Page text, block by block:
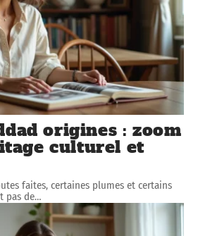
origines : zoom
culturel et
faites, certaines plumes et certains
pas de…